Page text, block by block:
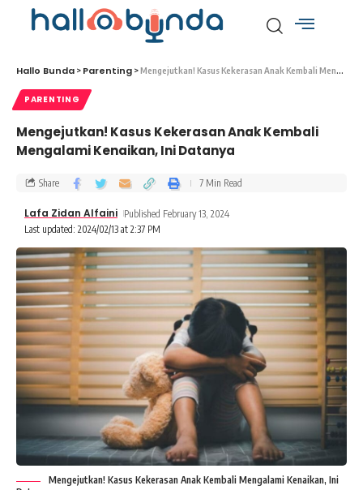
Hallo Bunda > Parenting >Mengejutkan! Kasus Kekerasan Anak Kembali Mengalami Kenaikan, Ini Datanya
PARENTING
Mengejutkan! Kasus Kekerasan Anak Kembali
Mengalami Kenaikan, Ini Datanya
Last updated: 2024/02/13 at 2:37 PM
Lafa Zidan Alfaini Published February 13, 2024
Share 7 Min Read
Mengejutkan! Kasus Kekerasan Anak Kembali Mengalami Kenaikan, Ini